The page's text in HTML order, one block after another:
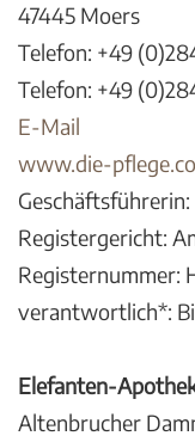
47445 Moers
Telefon: +49
Telefon: +49
E-Mail
www.die-
Registergericht:
Registernummer:
verantwortlich*:
Elefanten-
Altenbrucher